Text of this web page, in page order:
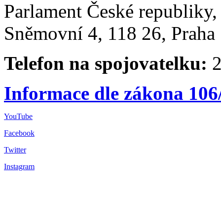
Parlament České
Sněmovní 4, 118 26,
Telefon na spojovatelku:
Informace dle zákona
YouTube
Facebook
Twitter
Instagram